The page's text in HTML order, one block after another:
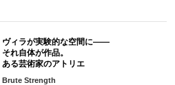
ヴィラが実験的な空間に――
それ自体が作品。
ある芸術家のアトリエ
Brute Strength